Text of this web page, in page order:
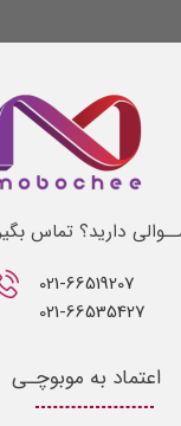
021-66519207​​​​​​​
021-66535427
دارید؟ تماس
اعتماد به موبوچـی